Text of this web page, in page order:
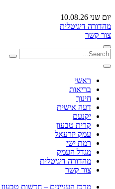
יום שני 10.08.26
מהדורה דיגיטלית
צור קשר
ראשי
בריאות
חינוך
דעה אישית
יקנעם
קרית טבעון
עמק יזרעאל
רמת ישי
מגדל העמק
מהדורה דיגיטלית
צור קשר
מרכז העניינים – חדשות